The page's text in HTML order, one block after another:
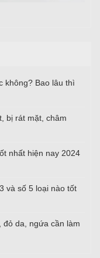
không? Bao lâu thì
bị rát mặt, châm
nhất hiện nay 2024
3 và số 5 loại nào tốt
đỏ da, ngứa cần làm